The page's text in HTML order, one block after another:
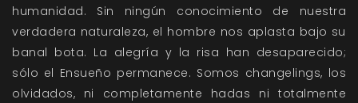
humanidad. Sin ningún conocimiento de nuestra
verdadera naturaleza, el hombre nos aplasta bajo su
banal bota. La alegría y la risa han desaparecido;
sólo el Ensueño permanece. Somos changelings, los
olvidados, ni completamente hadas ni totalmente